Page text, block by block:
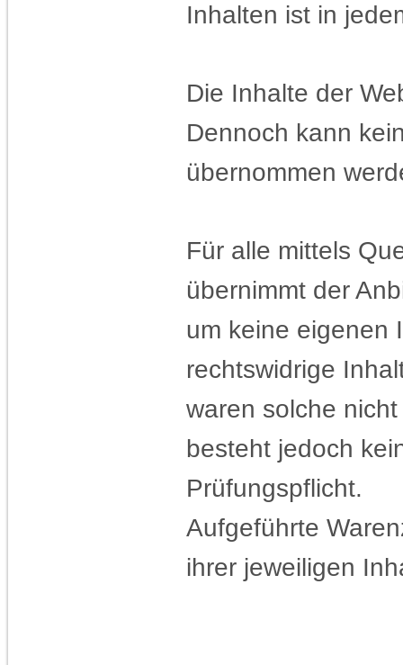
Inhalten ist in
Die Inhalte der
Dennoch kann
übernommen
Für alle mittels
übernimmt der
um keine eigenen
rechtswidrige
waren solche
besteht jedoch
Prüfungspflicht.
Aufgeführte
ihrer jeweiligen